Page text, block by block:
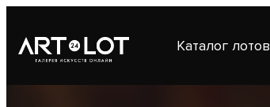
Каталог лотов